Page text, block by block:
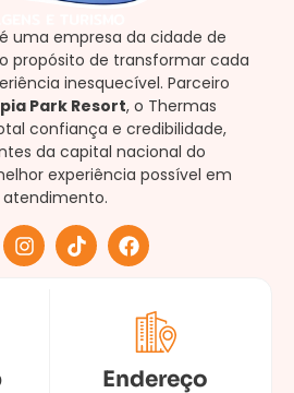
uma empresa da cidade de
propósito de transformar cada
inesquecível. Parceiro
Park Resort, o Thermas
confiança e credibilidade,
da capital nacional do
experiência possível em
atendimento.
Endereço